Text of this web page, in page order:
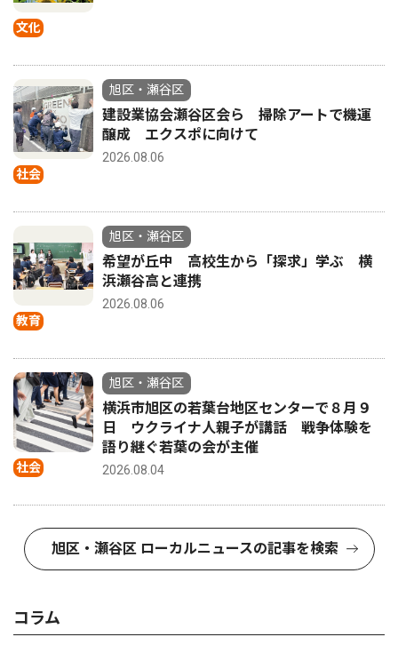
文化
社会
旭区・瀬谷区
建設業協会瀬谷区会ら 掃除アートで機運
醸成 エクスポに向けて
2026.08.06
教育
旭区・瀬谷区
希望が丘中 高校生から「探求」学ぶ 横
浜瀬谷高と連携
2026.08.06
社会
旭区・瀬谷区
横浜市旭区の若葉台地区センターで８月９
日 ウクライナ人親子が講話 戦争体験を
語り継ぐ若葉の会が主催
2026.08.04
旭区・瀬谷区 ローカルニュースの記事を検索
コラム